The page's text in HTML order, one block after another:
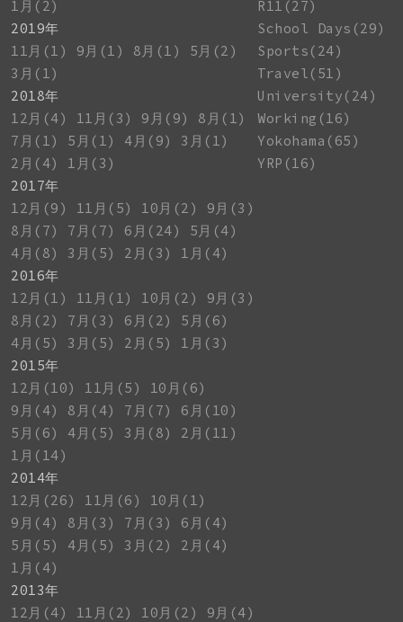
1月(2)
2019年
11月(1)
9月(1) 8月(1)
5月(2)
3月(1)
2018年
12月(4)
11月(3) 9月(9)
8月(1)
7月(1)
5月(1) 4月(9)
3月(1)
2月(4)
1月(3)
2017年
12月(9)
11月(5) 10月(2)
9月(3)
8月(7)
7月(7) 6月(24)
5月(4)
4月(8)
3月(5) 2月(3)
1月(4)
2016年
12月(1)
11月(1) 10月(2)
9月(3)
8月(2)
7月(3) 6月(2)
5月(6)
4月(5)
3月(5) 2月(5)
1月(3)
2015年
12月(10)
11月(5)
10月(6)
9月(4)
8月(4) 7月(7)
6月(10)
5月(6)
4月(5) 3月(8)
2月(11)
1月(14)
2014年
12月(26)
11月(6)
10月(1)
9月(4)
8月(3) 7月(3)
6月(4)
5月(5)
4月(5) 3月(2)
2月(4)
1月(4)
2013年
12月(4)
11月(2) 10月(2)
9月(4)
R11(27)
School Days(29)
Sports(24)
Travel(51)
University(24)
Working(16)
Yokohama(65)
YRP(16)